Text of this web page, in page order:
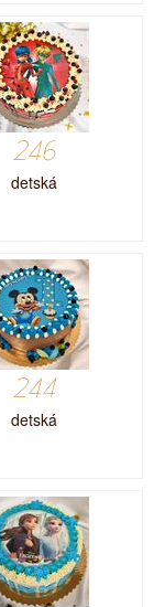
246
detská
244
detská